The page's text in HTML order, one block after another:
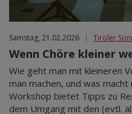
Samstag, 21.02.2026 | Tiroler
Wenn Chöre kleiner
Wie geht man mit kleineren
man machen, und was
Workshop bietet Tipps zu
dem Umgang mit den (evtl.